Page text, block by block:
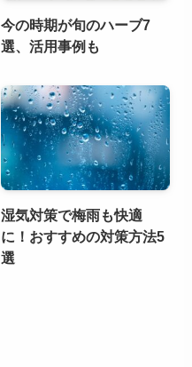
今の時期が旬のハーブ7
選、活用事例も
湿気対策で梅雨も快適
に！おすすめの対策方法5
選